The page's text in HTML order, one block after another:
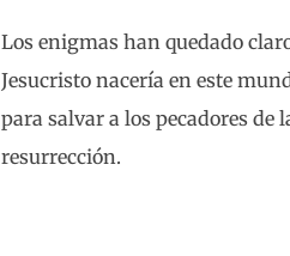
Los enigmas han quedado
Jesucristo nacería en este
para salvar a los pecadores
resurrección.